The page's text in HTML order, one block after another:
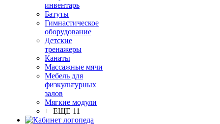
инвентарь
Батуты
Гимнастическое
оборудование
Детские
тренажеры
Канаты
Массажные мячи
Мебель для
физкультурных
залов
Мягкие модули
+ ЕЩЕ 11